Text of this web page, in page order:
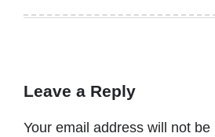
Leave a Reply
Your email address will not be